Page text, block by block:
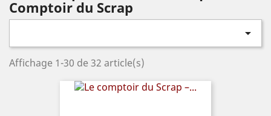
Comptoir du Scrap

Affichage 1-30 de 32 article(s)